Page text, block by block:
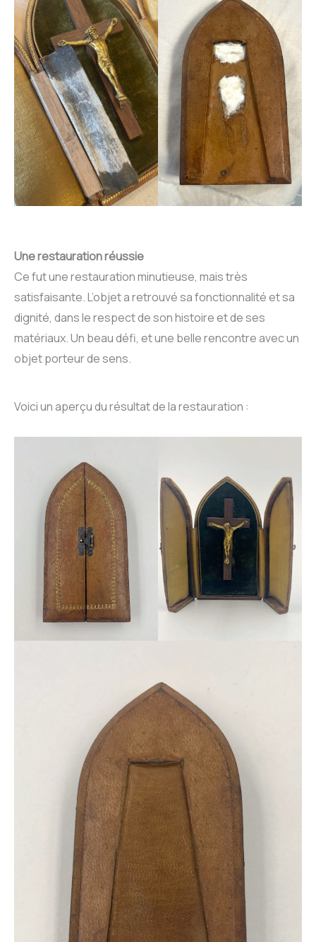
Une restauration réussie
Ce fut une restauration minutieuse, mais très
satisfaisante. L’objet a retrouvé sa fonctionnalité et sa
dignité, dans le respect de son histoire et de ses
matériaux. Un beau défi, et une belle rencontre avec un
objet porteur de sens.
Voici un aperçu du résultat de la restauration :